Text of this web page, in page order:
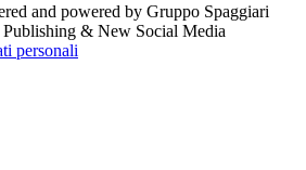
and powered by Gruppo Spaggiari
& New Social Media
personali